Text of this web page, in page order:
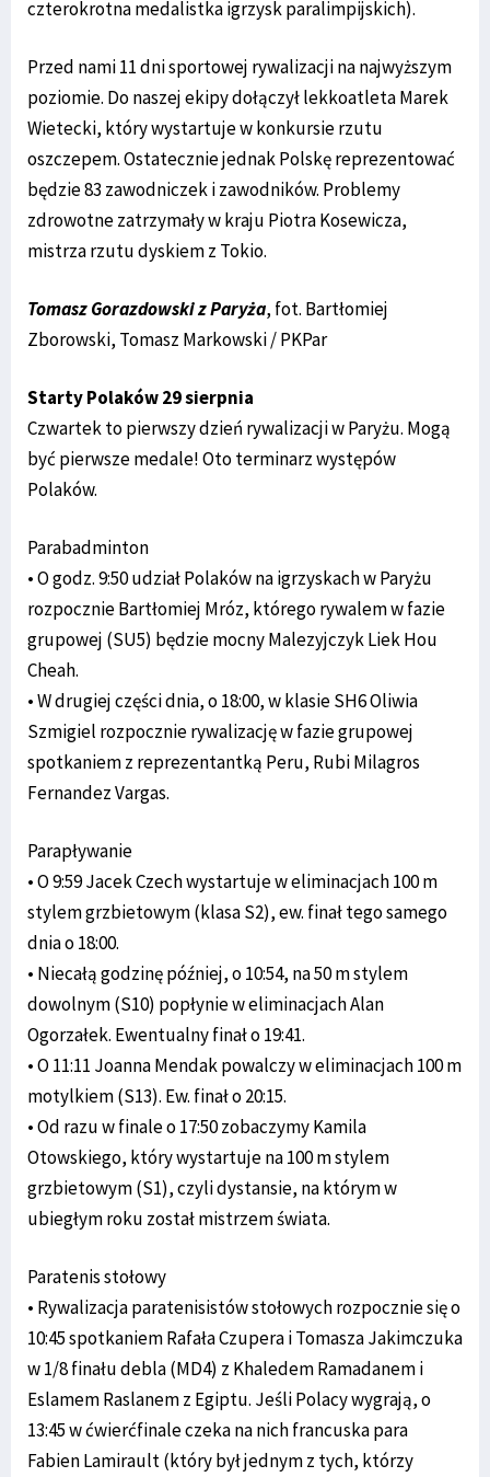
czterokrotna medalistka igrzysk paralimpijskich).
Przed nami 11 dni sportowej rywalizacji na najwyższym
poziomie. Do naszej ekipy dołączył lekkoatleta Marek
Wietecki, który wystartuje w konkursie rzutu
oszczepem. Ostatecznie jednak Polskę reprezentować
będzie 83 zawodniczek i zawodników. Problemy
zdrowotne zatrzymały w kraju Piotra Kosewicza,
mistrza rzutu dyskiem z Tokio.
Tomasz Gorazdowski z Paryża, fot. Bartłomiej
Zborowski, Tomasz Markowski / PKPar
Starty Polaków 29 sierpnia
Czwartek to pierwszy dzień rywalizacji w Paryżu. Mogą
być pierwsze medale! Oto terminarz występów
Polaków.
Parabadminton
• O godz. 9:50 udział Polaków na igrzyskach w Paryżu
rozpocznie Bartłomiej Mróz, którego rywalem w fazie
grupowej (SU5) będzie mocny Malezyjczyk Liek Hou
Cheah.
• W drugiej części dnia, o 18:00, w klasie SH6 Oliwia
Szmigiel rozpocznie rywalizację w fazie grupowej
spotkaniem z reprezentantką Peru, Rubi Milagros
Fernandez Vargas.
Parapływanie
• O 9:59 Jacek Czech wystartuje w eliminacjach 100 m
stylem grzbietowym (klasa S2), ew. finał tego samego
dnia o 18:00.
• Niecałą godzinę później, o 10:54, na 50 m stylem
dowolnym (S10) popłynie w eliminacjach Alan
Ogorzałek. Ewentualny finał o 19:41.
• O 11:11 Joanna Mendak powalczy w eliminacjach 100 m
motylkiem (S13). Ew. finał o 20:15.
• Od razu w finale o 17:50 zobaczymy Kamila
Otowskiego, który wystartuje na 100 m stylem
grzbietowym (S1), czyli dystansie, na którym w
ubiegłym roku został mistrzem świata.
Paratenis stołowy
• Rywalizacja paratenisistów stołowych rozpocznie się o
10:45 spotkaniem Rafała Czupera i Tomasza Jakimczuka
w 1/8 finału debla (MD4) z Khaledem Ramadanem i
Eslamem Raslanem z Egiptu. Jeśli Polacy wygrają, o
13:45 w ćwierćfinale czeka na nich francuska para
Fabien Lamirault (który był jednym z tych, którzy